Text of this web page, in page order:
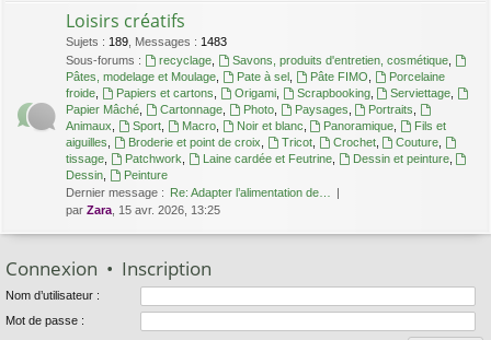
Loisirs créatifs
Sujets : 189 Messages : 1483
Sous-forums :
recyclage, Savons, produits d'entretien, cosmétique,
Pâtes, modelage et Moulage
Pate à sel, Pâte FIMO
Porcelaine
froide
Papiers et cartons Origami, Scrapbooking, Serviettage
Papier Mâché
Cartonnage, Photo, Paysages Portraits
Animaux
Sport, Macro, Noir et blanc Panoramique
Fils et
aiguilles
Broderie et point de croix Tricot, Crochet, Couture
tissage
Patchwork Laine cardée et Feutrine, Dessin et peinture,
Dessin
Peinture
Dernier message : Re: Adapter l’alimentation de…
par Zara , 15 avr. 2026, 13:25
Connexion • Inscription
Nom d’utilisateur :
Mot de passe :